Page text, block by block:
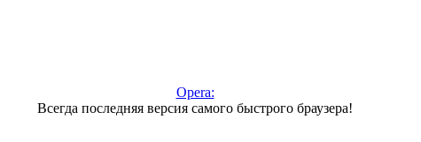
Opera:
Всегда последняя версия самого быстрого браузера!